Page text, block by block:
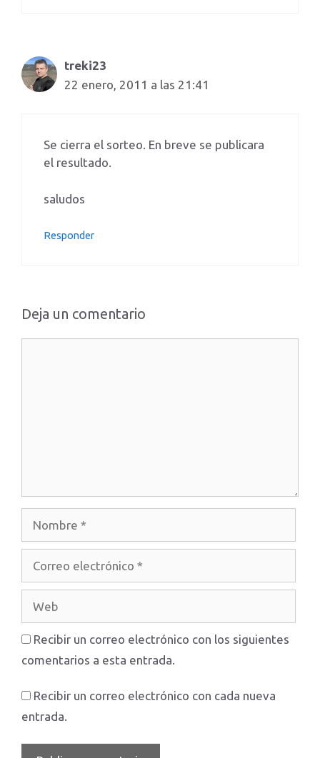
treki23
22 enero, 2011 a las 21:41
Se cierra el sorteo. En breve se publicara
el resultado.
saludos
Responder
Deja un comentario
electrónico
Recibir un correo electrónico con los siguientes
comentarios a esta entrada.
Recibir un correo electrónico con cada nueva
entrada.